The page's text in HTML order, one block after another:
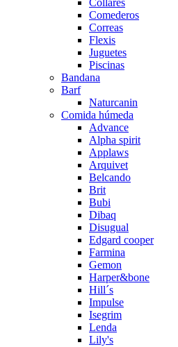
Comederos
Correas
Flexis
Juguetes
Piscinas
Bandana
Barf
Naturcanin
Comida húmeda
Advance
Alpha spirit
Applaws
Arquivet
Belcando
Brit
Bubi
Dibaq
Disugual
Edgard cooper
Farmina
Gemon
Harper&bone
Hill´s
Impulse
Isegrim
Lenda
Lily's